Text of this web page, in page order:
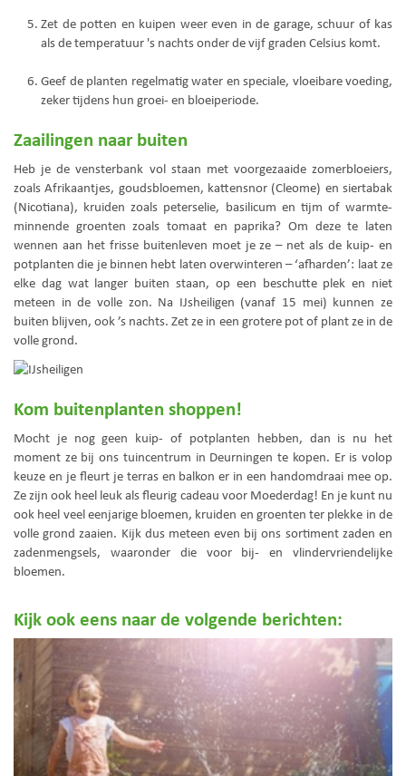
Zet de potten en kuipen weer even in de garage, schuur of kas
als de temperatuur 's nachts onder de vijf graden Celsius komt.
Geef de planten regelmatig water en speciale, vloeibare voeding,
zeker tijdens hun groei- en bloeiperiode.
Zaailingen naar buiten
Heb je de vensterbank vol staan met voorgezaaide zomerbloeiers,
zoals Afrikaantjes, goudsbloemen, kattensnor (Cleome) en siertabak
(Nicotiana), kruiden zoals peterselie, basilicum en tijm of warmte-
minnende groenten zoals tomaat en paprika? Om deze te laten
wennen aan het frisse buitenleven moet je ze – net als de kuip- en
potplanten die je binnen hebt laten overwinteren – ‘afharden’: laat ze
elke dag wat langer buiten staan, op een beschutte plek en niet
meteen in de volle zon. Na IJsheiligen (vanaf 15 mei) kunnen ze
buiten blijven, ook ’s nachts. Zet ze in een grotere pot of plant ze in de
volle grond.
Kom buitenplanten shoppen!
Mocht je nog geen kuip- of potplanten hebben, dan is nu het
moment ze bij ons tuincentrum in Deurningen te kopen. Er is volop
keuze en je fleurt je terras en balkon er in een handomdraai mee op.
Ze zijn ook heel leuk als fleurig cadeau voor Moederdag! En je kunt nu
ook heel veel eenjarige bloemen, kruiden en groenten ter plekke in de
volle grond zaaien. Kijk dus meteen even bij ons sortiment zaden en
zadenmengsels, waaronder die voor bij- en vlindervriendelijke
bloemen.
Kijk ook eens naar de volgende berichten: